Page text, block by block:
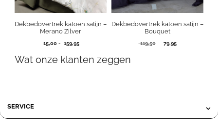
Dekbedovertrek katoen satijn –
Merano Zilver
15,00 - 159,95Prijsklasse:
tot
Dekbedovertrek katoen satijn –
Bouquet
119,50
Oorspronkelijke
79,95Huidige
Wat onze klanten zeggen
SERVICE